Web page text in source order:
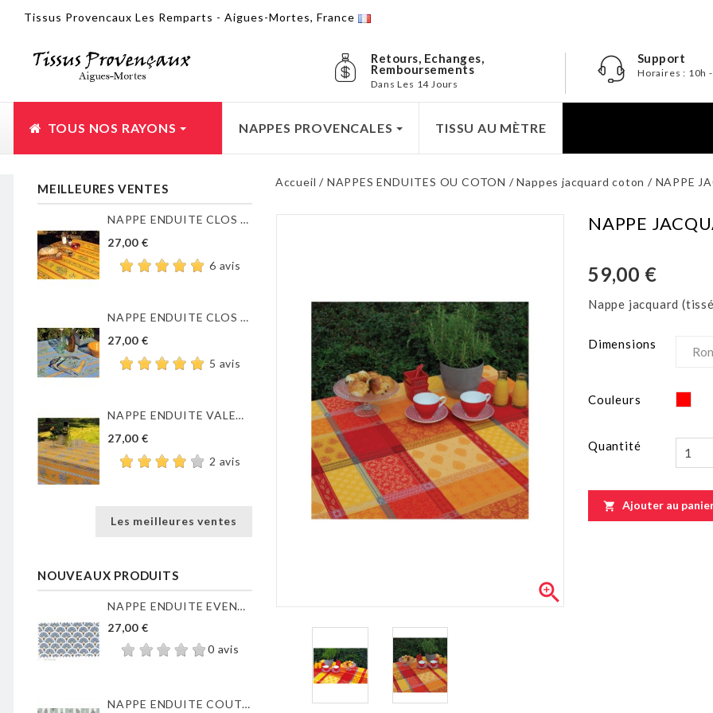
Tissus Provencaux Les Remparts - Aigues-Mortes, France
Retours, Echanges,
Remboursements
Dans Les 14 Jours
Support
Horaires : 10h
TOUS NOS RAYONS NAPPES PROVENCALES TISSU AU MÈTRE
MEILLEURES VENTES
NAPPE ENDUITE CLOS DES...
27,00 €
6 avis
NAPPE ENDUITE CLOS DES...
27,00 €
5 avis
NAPPE ENDUITE VALENSOLE JAUNE
27,00 €
2 avis
Les meilleures ventes
NOUVEAUX PRODUITS
NAPPE ENDUITE EVENTAILS...
27,00 €
0 avis
NAPPE ENDUITE COUTIL DE...
Accueil NAPPES ENDUITES OU COTON Nappes jacquard coton NAPPE

NAPPE
59,00 €
Nappe jacquard
Dimensions
Couleurs
Quantité
 Ajouter au